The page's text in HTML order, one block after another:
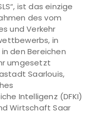
ist das einzige
des vom
und Verkehr
in
den Bereichen
umgesetzt
Saarlouis,
Intelligenz (DFKI)
Wirtschaft Saar